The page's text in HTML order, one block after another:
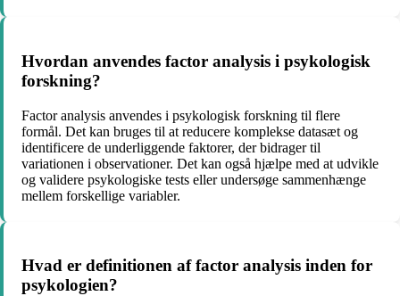
Hvordan anvendes factor analysis i psykologisk
forskning?
Factor analysis anvendes i psykologisk forskning til flere
formål. Det kan bruges til at reducere komplekse datasæt og
identificere de underliggende faktorer, der bidrager til
variationen i observationer. Det kan også hjælpe med at udvikle
og validere psykologiske tests eller undersøge sammenhænge
mellem forskellige variabler.
Hvad er definitionen af factor analysis inden for
psykologien?